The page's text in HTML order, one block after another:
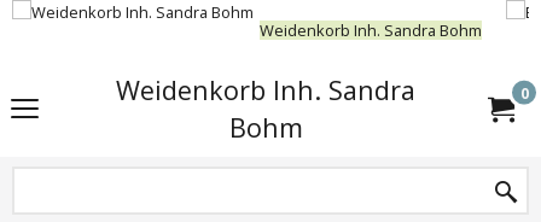
Weidenkorb Inh. Sandra Bohm
Weidenkorb Inh. Sandra
Bohm
0